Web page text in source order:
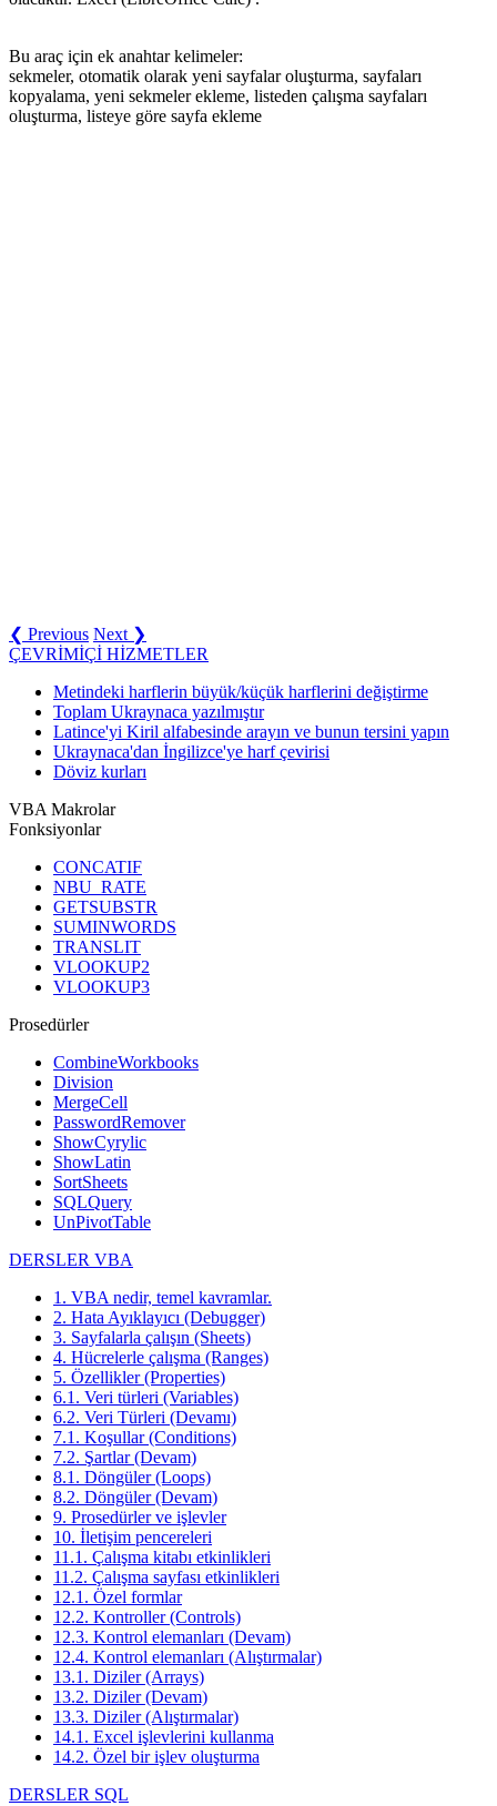
Bu araç için ek anahtar kelimeler:
sekmeler, otomatik olarak yeni sayfalar oluşturma, sayfaları
kopyalama, yeni sekmeler ekleme, listeden çalışma sayfaları
oluşturma, listeye göre sayfa ekleme
❮ Previous Next ❯
ÇEVRİMİÇİ HİZMETLER
Metindeki harflerin büyük/küçük harflerini değiştirme
Toplam Ukraynaca yazılmıştır
Latince'yi Kiril alfabesinde arayın ve bunun tersini yapın
Ukraynaca'dan İngilizce'ye harf çevirisi
Döviz kurları
VBA Makrolar
Fonksiyonlar
CONCATIF
NBU_RATE
GETSUBSTR
SUMINWORDS
TRANSLIT
VLOOKUP2
VLOOKUP3
Prosedürler
CombineWorkbooks
Division
MergeCell
PasswordRemover
ShowCyrylic
ShowLatin
SortSheets
SQLQuery
UnPivotTable
DERSLER VBA
1. VBA nedir, temel kavramlar.
2. Hata Ayıklayıcı (Debugger)
3. Sayfalarla çalışın (Sheets)
4. Hücrelerle çalışma (Ranges)
5. Özellikler (Properties)
6.1. Veri türleri (Variables)
6.2. Veri Türleri (Devamı)
7.1. Koşullar (Conditions)
7.2. Şartlar (Devam)
8.1. Döngüler (Loops)
8.2. Döngüler (Devam)
9. Prosedürler ve işlevler
10. İletişim pencereleri
11.1. Çalışma kitabı etkinlikleri
11.2. Çalışma sayfası etkinlikleri
12.1. Özel formlar
12.2. Kontroller (Controls)
12.3. Kontrol elemanları (Devam)
12.4. Kontrol elemanları (Alıştırmalar)
13.1. Diziler (Arrays)
13.2. Diziler (Devam)
13.3. Diziler (Alıştırmalar)
14.1. Excel işlevlerini kullanma
14.2. Özel bir işlev oluşturma
DERSLER SQL